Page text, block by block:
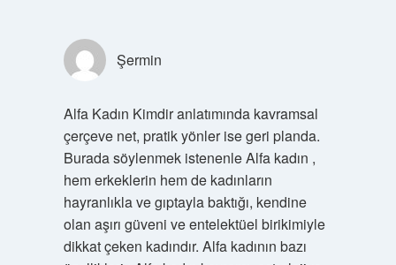
Şermin
Alfa Kadın Kimdir anlatımında kavramsal
çerçeve net, pratik yönler ise geri planda.
Burada söylenmek istenenle Alfa kadın ,
hem erkeklerin hem de kadınların
hayranlıkla ve gıptayla baktığı, kendine
olan aşırı güveni ve entelektüel birikimiyle
dikkat çeken kadındır. Alfa kadının bazı